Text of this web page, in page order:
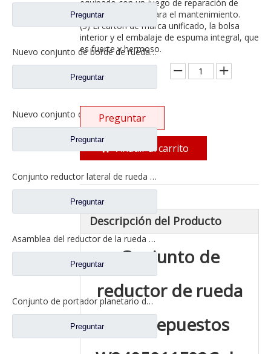
Preguntar
Nuevo conjunto de borde de rueda AC16 para Sinotruk HOWO Auto Truck Parts AZ9981340370
Preguntar
Preguntar
Conjunto reductor lateral de rueda para Shacman Delong F3000 Hande Man Axle repuestos 81.35114.6113
Preguntar
Asamblea del reductor de la rueda para los recambios autos AZ7121345129 de Sinotruk HOWO Steyr
Preguntar
Conjunto de portador planetario de llanta de rueda para Sinotruk HOWO Steyr Auto Truck Repuestos AZ9231340329
Preguntar
equipado con un juego de reparación de
ruedas necesario para el mantenimiento.
(5) El cartón de marca unificado, la bolsa
interior y el embalaje de espuma integral, que
es fuerte y hermoso.
Preguntar
Añadir al carrito
Descripción del Producto
Conjunto de
reductor de rueda
para repuestos